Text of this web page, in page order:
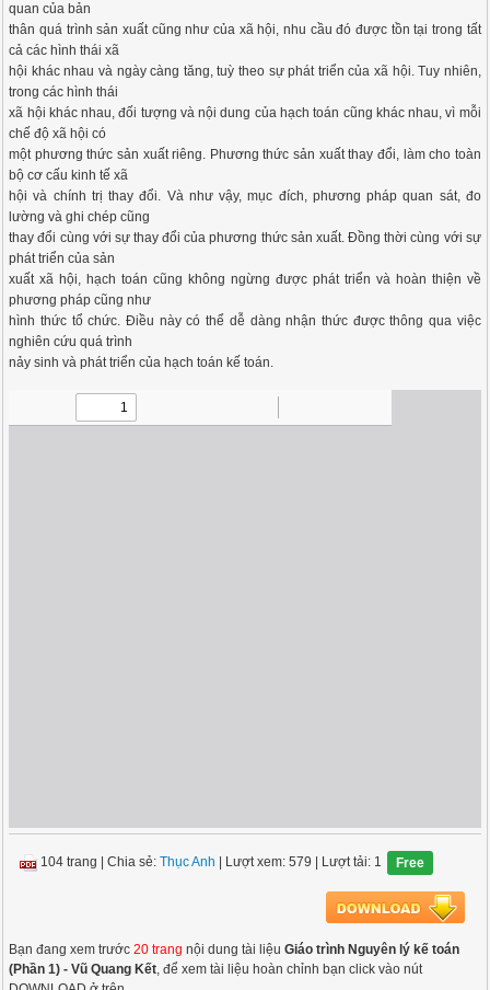
quan của bản
thân quá trình sản xuất cũng như của xã hội, nhu cầu đó được tồn tại trong tất
cả các hình thái xã
hội khác nhau và ngày càng tăng, tuỳ theo sự phát triển của xã hội. Tuy nhiên,
trong các hình thái
xã hội khác nhau, đối tượng và nội dung của hạch toán cũng khác nhau, vì mỗi
chế độ xã hội có
một phương thức sản xuất riêng. Phương thức sản xuất thay đổi, làm cho toàn
bộ cơ cấu kinh tế xã
hội và chính trị thay đổi. Và như vậy, mục đích, phương pháp quan sát, đo
lường và ghi chép cũng
thay đổi cùng với sự thay đổi của phương thức sản xuất. Đồng thời cùng với sự
phát triển của sản
xuất xã hội, hạch toán cũng không ngừng được phát triển và hoàn thiện về
phương pháp cũng như
hình thức tổ chức. Điều này có thể dễ dàng nhận thức được thông qua việc
nghiên cứu quá trình
nảy sinh và phát triển của hạch toán kế toán.
104 trang |Chia sẻ:Thục Anh | Lượt xem: 579 | Lượt tải: 1 Free
Bạn đang xem trước20 trang nội dung tài liệuGiáo trình Nguyên lý kế toán
(Phần 1) - Vũ Quang Kết, để xem tài liệu hoàn chỉnh bạn click vào nút